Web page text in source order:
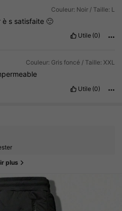
Couleur: Noir / Taille: L
è s satisfaite 🙂
Utile (0)
Couleur: Gris foncé / Taille: XXL
Utile (0)
plus